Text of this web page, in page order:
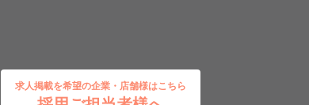
求人掲載を希望の企業・店舗様はこちら